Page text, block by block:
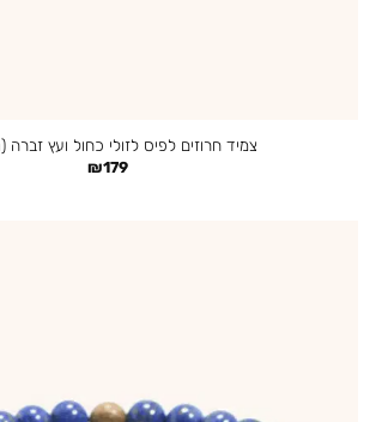
צמיד חרוזים לפיס לזולי כחול ועץ זברה (6mm)
₪179